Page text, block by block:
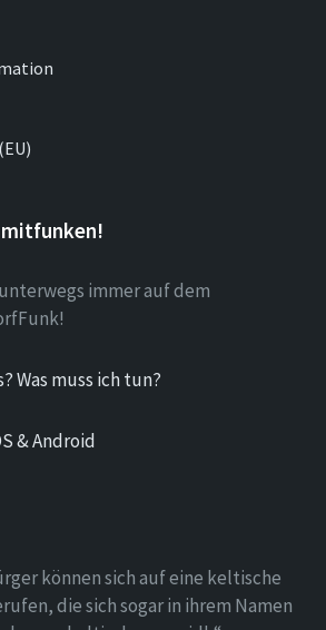
immer auf dem
Was muss ich tun?
& Android
können sich auf eine keltische
die sich sogar in ihrem Namen